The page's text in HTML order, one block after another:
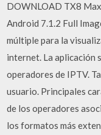
DOWNLOAD TX8
Android 7.1.2 Full
múltiple para la
internet. La aplicación
operadores de IPTV.
usuario. Principales
de los operadores
los formatos más